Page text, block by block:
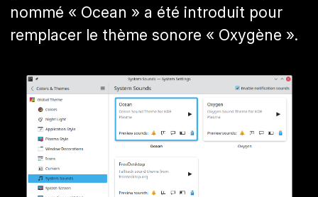
nommé « Ocean » a été introduit pour
remplacer le thème sonore « Oxygène ».